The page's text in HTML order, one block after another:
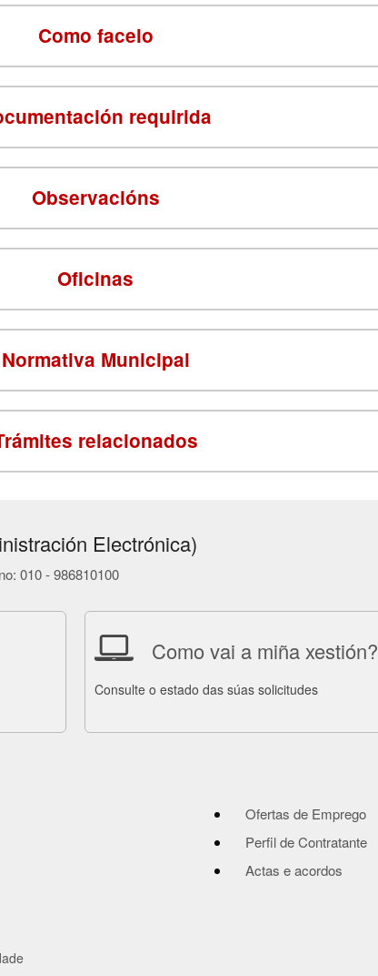
Como facelo
requirida
Observacións
Oficinas
Normativa Municipal
relacionados
Electrónica)
010 - 986810100
Como vai a miña xestión?
Consulte o estado das súas solicitudes
Ofertas de Emprego
Perfil de Contratante
Actas e acordos